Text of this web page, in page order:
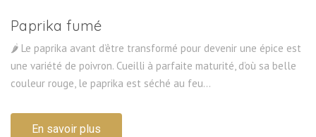
Paprika fumé
🌶 Le paprika avant d’être transformé pour devenir une épice est
une variété de poivron. Cueilli à parfaite maturité, d’où sa belle
couleur rouge, le paprika est séché au feu...
En savoir plus